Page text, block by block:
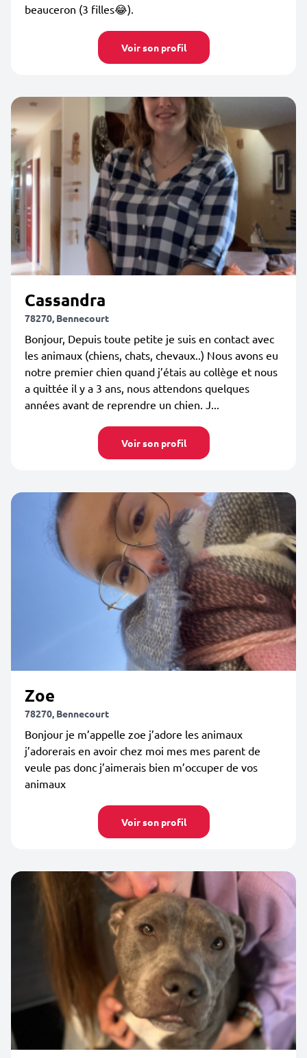
beauceron (3 filles😂).
Voir son profil
Cassandra
78270, Bennecourt
Bonjour, Depuis toute petite je suis en contact avec
les animaux (chiens, chats, chevaux..) Nous avons eu
notre premier chien quand j’étais au collège et nous
a quittée il y a 3 ans, nous attendons quelques
années avant de reprendre un chien. J...
Voir son profil
Zoe
78270, Bennecourt
Bonjour je m’appelle zoe j’adore les animaux
j’adorerais en avoir chez moi mes mes parent de
veule pas donc j’aimerais bien m’occuper de vos
animaux
Voir son profil